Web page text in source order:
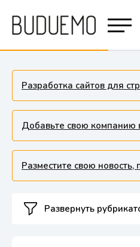
Разработка сайтов для
Добавьте свою компанию
Разместите свою новость,
Развернуть